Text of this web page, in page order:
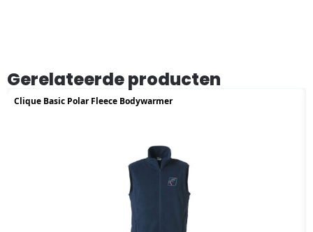
Gerelateerde producten
Clique Basic Polar Fleece Bodywarmer